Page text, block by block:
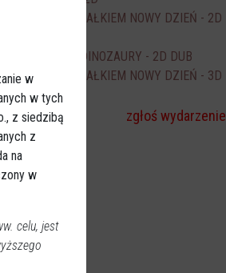
SPIDER-MAN CAŁKIEM NOWY DZIEŃ - 2D
PSI PATROL I DINOZAURY - 2D DUB
SPIDER-MAN CAŁKIEM NOWY DZIEŃ - 3D
zgłoś wydarzenie
w
w tych
z siedzibą
z
na
w
celu, jest